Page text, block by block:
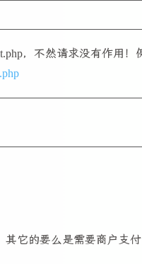
，不然请求没有作用！
其它的要么是需要商户支